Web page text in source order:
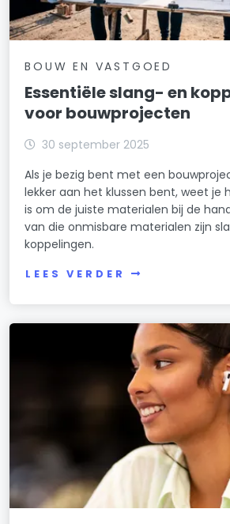
BOUW EN VASTGOED
Essentiële slang- en
voor bouwprojecten
30 september 2025
Als je bezig bent met een
lekker aan het klussen bent, weet je
is om de juiste materialen bij de
van die onmisbare materialen zijn
koppelingen.
LEES VERDER